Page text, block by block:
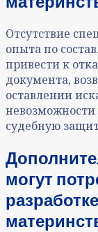
Отсутствие
опыта по
привести к
документа,
оставлении
невозможности
судебную
могут